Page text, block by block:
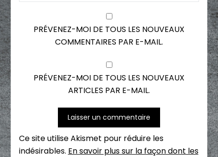
PRÉVENEZ-MOI DE TOUS LES NOUVEAUX
COMMENTAIRES PAR E-MAIL.
PRÉVENEZ-MOI DE TOUS LES NOUVEAUX
ARTICLES PAR E-MAIL.
Ce site utilise Akismet pour réduire les
indésirables. En savoir plus sur la façon dont les